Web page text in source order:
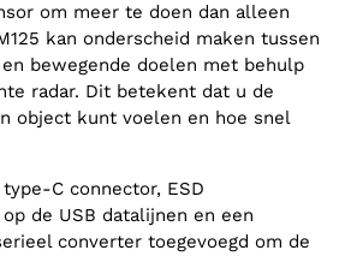
om meer te doen dan alleen
kan onderscheid maken tussen
bewegende doelen met behulp
radar. Dit betekent dat u de
object kunt voelen en hoe snel
C connector, ESD
de USB datalijnen en een
converter toegevoegd om de